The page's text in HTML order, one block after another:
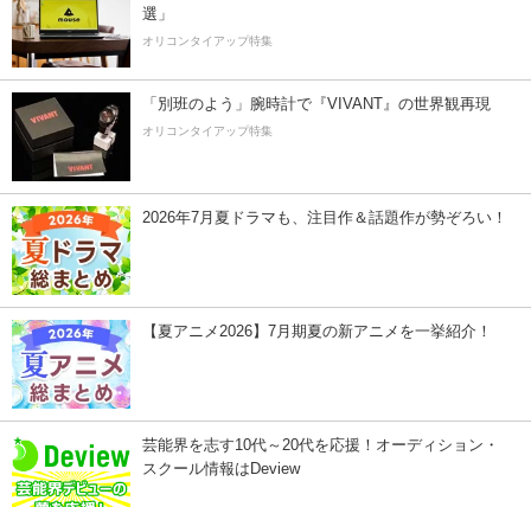
選」
オリコンタイアップ特集
「別班のよう」腕時計で『VIVANT』の世界観再現
オリコンタイアップ特集
2026年7月夏ドラマも、注目作＆話題作が勢ぞろい！
【夏アニメ2026】7月期夏の新アニメを一挙紹介！
芸能界を志す10代～20代を応援！オーディション・
スクール情報はDeview